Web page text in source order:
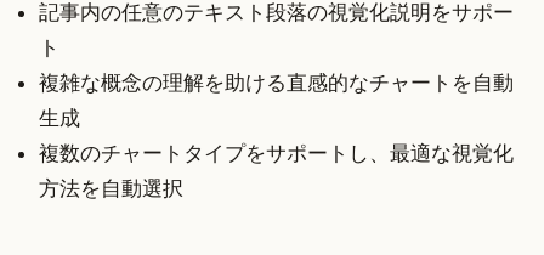
記事内の任意のテキスト段落の視覚化説明をサポー
ト
複雑な概念の理解を助ける直感的なチャートを自動
生成
複数のチャートタイプをサポートし、最適な視覚化
方法を自動選択